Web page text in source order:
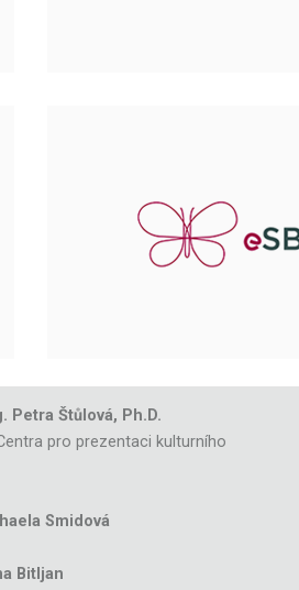
Petra Štůlová, Ph.D.
pro prezentaci kulturního
Smidová
Bitljan